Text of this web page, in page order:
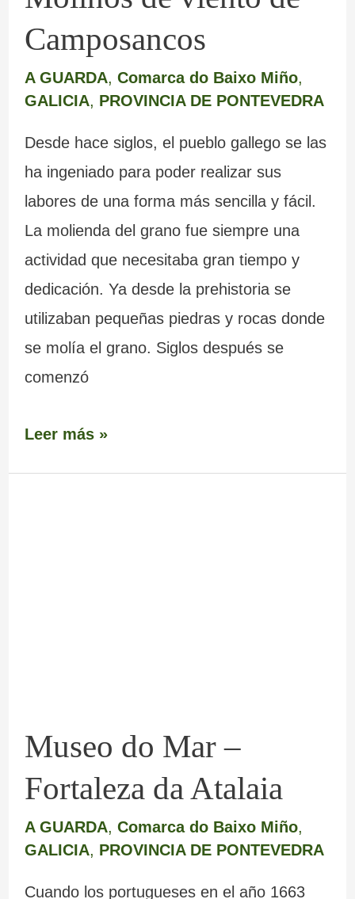
Camposancos
A GUARDA, Comarca do Baixo Miño,
GALICIA, PROVINCIA DE PONTEVEDRA
Desde hace siglos, el pueblo gallego se las
ha ingeniado para poder realizar sus
labores de una forma más sencilla y fácil.
La molienda del grano fue siempre una
actividad que necesitaba gran tiempo y
dedicación. Ya desde la prehistoria se
utilizaban pequeñas piedras y rocas donde
se molía el grano. Siglos después se
comenzó
Leer más »
Museo do Mar –
Fortaleza da Atalaia
A GUARDA, Comarca do Baixo Miño,
GALICIA, PROVINCIA DE PONTEVEDRA
Cuando los portugueses en el año 1663